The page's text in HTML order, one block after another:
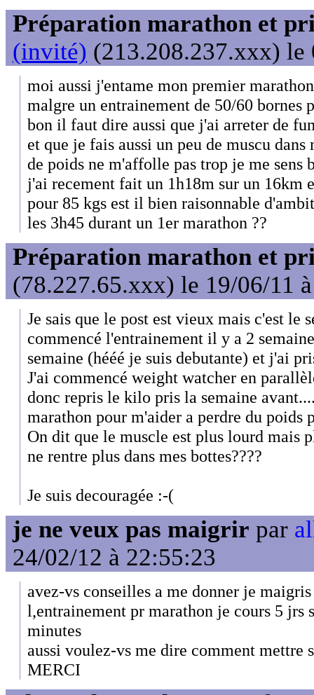
Préparation marathon et
(invité) (213.208.237.xxx) le
moi aussi j'entame mon premier
malgre un entrainement de 50/60 bornes
bon il faut dire aussi que j'ai arreter de
et que je fais aussi un peu de muscu
de poids ne m'affolle pas trop je me sens
j'ai recement fait un 1h18m sur un 16km
pour 85 kgs est il bien raisonnable
les 3h45 durant un 1er marathon ??
Préparation marathon et
(78.227.65.xxx) le 19/06/11
Je sais que le post est vieux mais c'est le
commencé l'entrainement il y a 2
semaine (hééé je suis debutante) et j'ai
J'ai commencé weight watcher en
donc repris le kilo pris la semaine
marathon pour m'aider a perdre du
On dit que le muscle est plus lourd mais
ne rentre plus dans mes bottes????
Je suis decouragée :-(
je ne veux pas maigrir par
24/02/12 à 22:55:23
avez-vs conseilles a me donner je
l,entrainement pr marathon je cours 5 jrs
minutes
aussi voulez-vs me dire comment mettre
MERCI